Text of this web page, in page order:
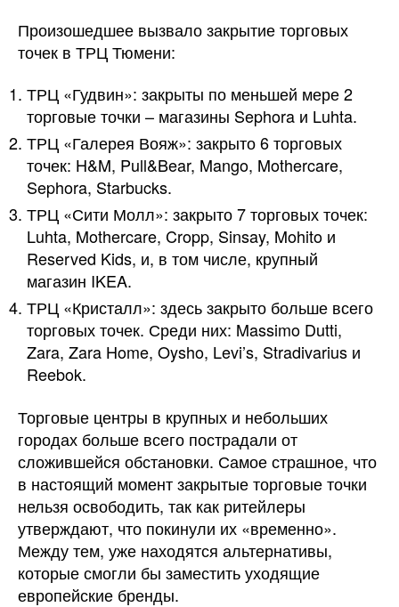
Произошедшее вызвало закрытие торговых
точек в ТРЦ Тюмени:
ТРЦ «Гудвин»: закрыты по меньшей мере 2
торговые точки – магазины Sephora и Luhta.
ТРЦ «Галерея Вояж»: закрыто 6 торговых
точек: H&M, Pull&Bear, Mango, Mothercare,
Sephora, Starbucks.
ТРЦ «Сити Молл»: закрыто 7 торговых точек:
Luhta, Mothercare, Cropp, Sinsay, Mohito и
Reserved Kids, и, в том числе, крупный
магазин IKEA.
ТРЦ «Кристалл»: здесь закрыто больше всего
торговых точек. Среди них: Massimo Dutti,
Zara, Zara Home, Oysho, Levi’s, Stradivarius и
Reebok.
Торговые центры в крупных и небольших
городах больше всего пострадали от
сложившейся обстановки. Самое страшное, что
в настоящий момент закрытые торговые точки
нельзя освободить, так как ритейлеры
утверждают, что покинули их «временно».
Между тем, уже находятся альтернативы,
которые смогли бы заместить уходящие
европейские бренды.